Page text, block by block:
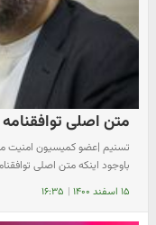
متن اصلی
تسنیم |‌عضو کمیسیون
باوجود اینکه متن اصلی
۱۵ اسفند ۱۴۰۰ | ۱۶:۳۵